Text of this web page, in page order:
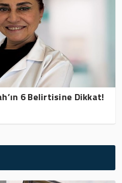
6 Belirtisine Dikkat!